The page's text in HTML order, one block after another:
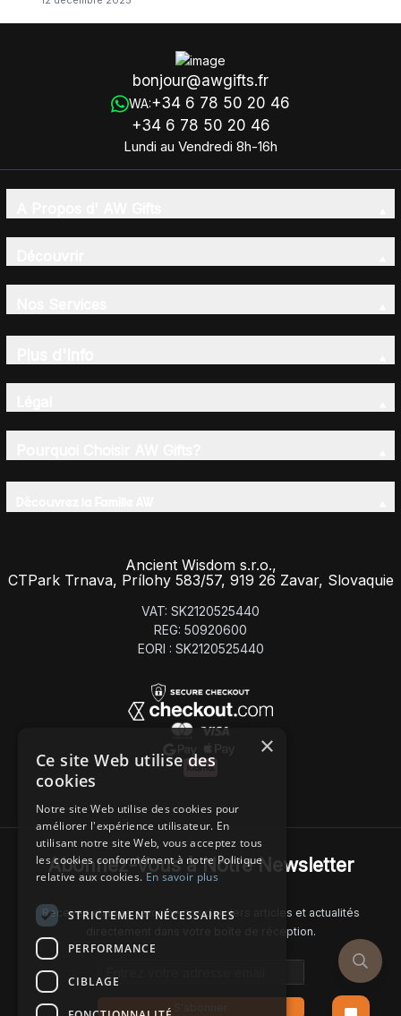
bonjour@awgifts.fr
WA:+34 6 78 50 20 46
+34 6 78 50 20 46
Lundi au Vendredi 8h-16h
Ancient Wisdom s.r.o.,
CTPark Trnava, Prílohy 583/57, 919 26 Zavar, Slovaquie
VAT: SK2120525440
REG: 50920600
EORI : SK2120525440
Abonnez-Vous à Notre Newsletter
Recevez chaque semaine nos derniers articles et actualités
directement dans votre boîte de réception.
×
Ce site Web utilise des
cookies
Notre site Web utilise des cookies pour
améliorer l'expérience utilisateur. En
utilisant notre site Web, vous acceptez tous
les cookies conformément à notre Politique
relative aux cookies.En savoir plus
STRICTEMENT NÉCESSAIRES
PERFORMANCE
CIBLAGE